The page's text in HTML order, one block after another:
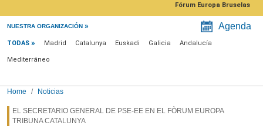
Fórum Europa Bruselas
NUESTRA ORGANIZACIÓN Agenda
Menú noticias
TODAS Madrid Catalunya Euskadi Galicia Andalucía
Mediterráneo
Home Noticias
EL SECRETARIO GENERAL DE PSE-EE EN EL FÒRUM EUROPA
TRIBUNA CATALUNYA